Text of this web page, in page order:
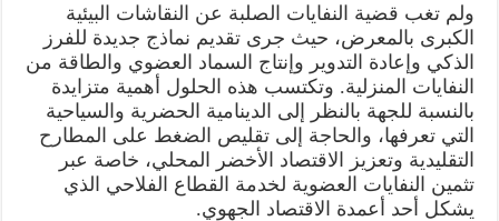
ولم تغب قضية النفايات الصلبة عن النقاشات البيئية
الكبرى بالمعرض، حيث جرى تقديم نماذج جديدة للفرز
الذكي وإعادة التدوير وإنتاج السماد العضوي والطاقة من
النفايات المنزلية. وتكتسب هذه الحلول أهمية متزايدة
بالنسبة للجهة بالنظر إلى الدينامية الحضرية والسياحية
التي تعرفها، والحاجة إلى تقليص الضغط على المطارح
التقليدية وتعزيز الاقتصاد الأخضر المحلي، خاصة عبر
تثمين النفايات العضوية لخدمة القطاع الفلاحي الذي
يشكل أحد أعمدة الاقتصاد الجهوي.